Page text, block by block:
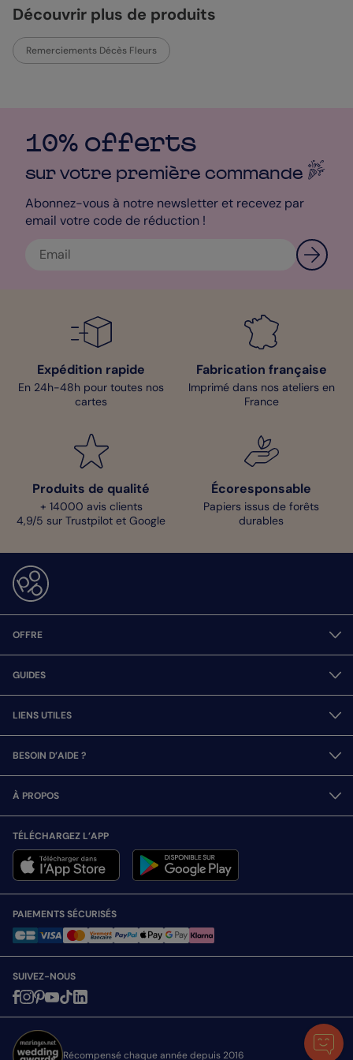
sont expédiés seulement 24h après avoir été créés.
Sophie - Designer
Découvrir plus de produits
Remerciements Décès Fleurs
10% offerts
sur votre première commande
Abonnez-vous à notre newsletter et recevez par
email votre code de réduction !
Expédition rapide
En 24h-48h pour toutes nos
cartes
Fabrication française
Imprimé dans nos ateliers en
France
Produits de qualité
+ 14000 avis clients
4,9/5 sur Trustpilot et Google
Écoresponsable
Papiers issus de forêts
durables
OFFRE
GUIDES
LIENS UTILES
BESOIN D’AIDE ?
À PROPOS
TÉLÉCHARGEZ L’APP
PAIEMENTS SÉCURISÉS
SUIVEZ-NOUS
Récompensé chaque année depuis 2016